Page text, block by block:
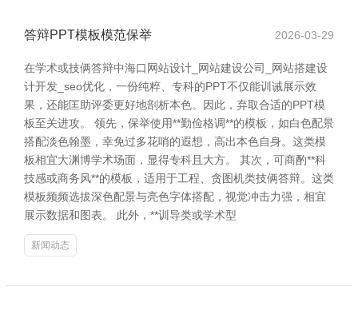
答辩PPT模板模范保举 2026-03-29
在学术或技俩答辩中海口网站设计_网站建设公司_网站搭建设
计开发_seo优化，一份纯粹、专科的PPT不仅能训诫展示效
果，还能匡助评委更好地剖析本色。因此，弃取合适的PPT模
板至关进攻。 领先，保举使用**勤俭格调**的模板，如白色配景
搭配淡色翰墨，幸免过多花哨的遐想，高出本色自身。这类模
板相宜大渊博学术场面，显得专科且大方。 其次，可商酌**科
技感或商务风**的模板，适用于工程、贪图机类技俩答辩。这类
模板频频选拔深色配景与亮色字体搭配，视觉冲击力强，相宜
展示数据和图表。 此外，**训导类或学术型
新闻动态